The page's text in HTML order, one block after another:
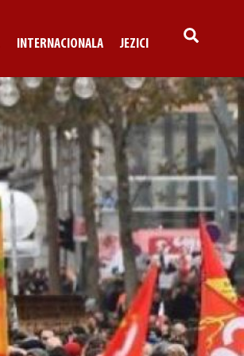
INTERNACIONALA JEZICI